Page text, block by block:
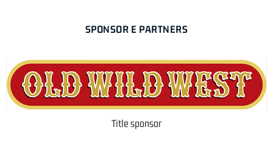
SPONSOR E PARTNERS
Title sponsor